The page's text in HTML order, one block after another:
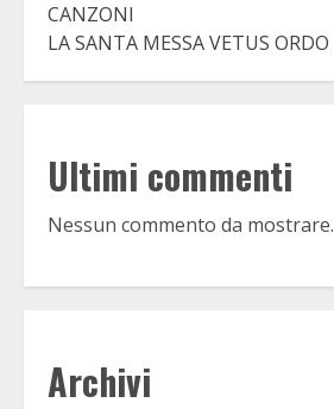
CANZONI
LA SANTA MESSA VETUS ORDO
Ultimi commenti
Nessun commento da mostrare.
Archivi